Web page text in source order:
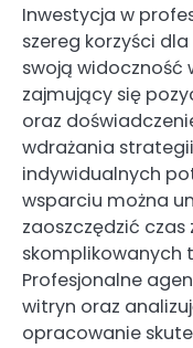
Inwestycja w
szereg korzyści
swoją widoczność
zajmujący się
oraz
wdrażania
indywidualnych
wsparciu można
zaoszczędzić czas
skomplikowanych
Profesjonalne
witryn oraz
opracowanie